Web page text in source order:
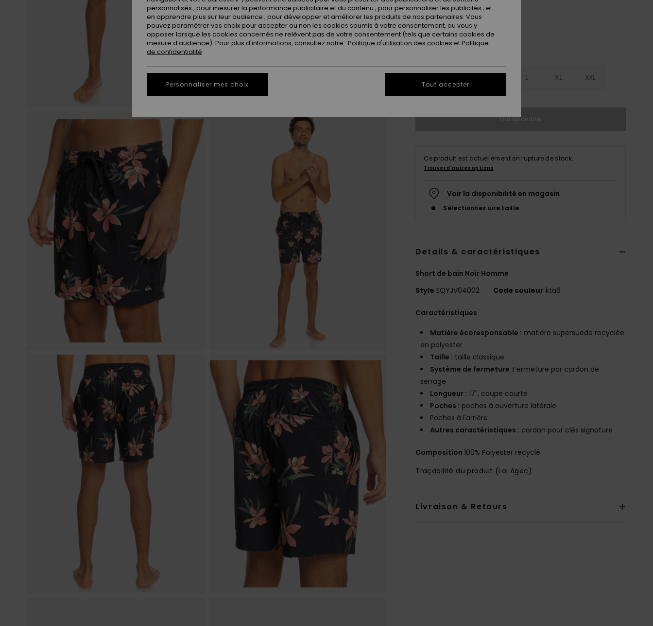
L XL XXL
Indisponible
Ce produit est actuellement en rupture de stock.
Trouver d'autres options
Voir la disponibilité en magasin
Sélectionnez une taille
Details & caractéristiques
Short de bain Noir Homme
Style EQYJV04002 Code couleur kta6
Caractéristiques
Matière écoresponsable : matière supersuede recyclée
en polyester
Taille : taille classique
Système de fermeture :Fermeture par cordon de
serrage
Longueur : 17", coupe courte
Poches : poches à ouverture latérale
Poches à l'arrière
Autres caractéristiques : cordon pour clés signature
Composition100% Polyester recyclé
Traçabilité du produit (Loi Agec)
Livraison & Retours
personnalisés ; pour mesurer la performance publicitaire et du contenu ; pour personnaliser les publicités ; et
en apprendre plus sur leur audience ; pour développer et améliorer les produits de nos partenaires. Vous
pouvez paramétrer vos choix pour accepter ou non les cookies soumis à votre consentement, ou vous y
opposer lorsque les cookies concernés ne relèvent pas de votre consentement (tels que certains cookies de
mesure d’audience). Pour plus d'informations, consultez notre : Politique d'utilisation des cookies etPolitique
de confidentialité
Personnaliser mes choix Tout accepter